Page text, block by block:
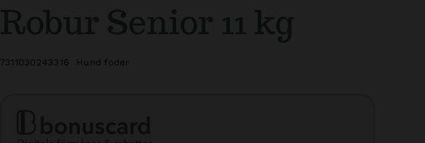
Robur Senior 11 kg
7311030243316 Hund foder